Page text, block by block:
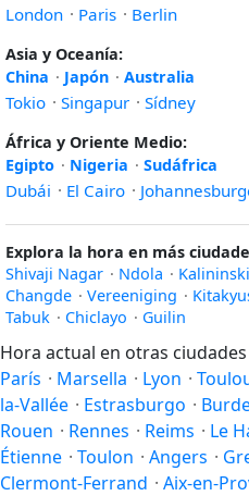
London · Paris · Berlin
Asia y Oceanía:
China · Japón · Australia
Tokio · Singapur · Sídney
África y Oriente Medio:
Egipto · Nigeria · Sudáfrica
Dubái · El Cairo ·
Explora la hora en más
Shivaji Nagar · Ndola ·
Changde · Vereeniging ·
Tabuk · Chiclayo · Guilin
Hora actual en otras
París · Marsella · Lyon ·
la-Vallée · Estrasburgo ·
Rouen · Rennes · Reims · Le
Étienne · Toulon · Angers ·
Clermont-Ferrand · Aix-en-